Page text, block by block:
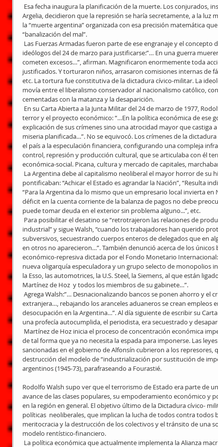
Argelia, decidieron que la represión se haría secretamente, a la luz
la “muerte argentina” organizada con esa precisión matemática
“banalización del mal”.
ideólogos del 24 de marzo para justificarse:”… En una guerra
cometen excesos…”, afirman. Magnificaron enormemente toda
justificados. Y torturaron niños, arrasaron comisiones internas de
etc. La tortura fue constitutiva de la dictadura cívico-militar. La
movía entre el liberalismo conservador al nacionalismo católico,
cementadas con la matanza y la desaparición.
terror y el proyecto económico: “…En la política económica de ese
explicación de sus crímenes sino una atrocidad mayor que castiga
miseria planificada…”. No se equivocó. Los crímenes de la
el país a la especulación financiera, configurando una compleja
control, represión y producción cultural, que se articulaba con él
económica-social. Picana, cultura y mercado de capitales,
pontificaban: “Achicar el Estado es agrandar la Nación”, “Resulta
“Para la Argentina da lo mismo que un empresario local invierta en
déficit en la cuenta corriente de la balanza de pagos no debe
puede tomar deuda en el exterior sin problema alguno...”, etc.
industrial” y sigue Walsh, “cuando los trabajadores han querido
subversivos, secuestrando cuerpos enteros de delegados que en
en otros no aparecieron…”. También denunció acerca de los
económico-represiva dictada por el Fondo Monetario
nueva oligarquía especuladora y un grupo selecto de monopolios
la Esso, las automotrices, la U.S. Steel, la Siemens, al que están
Martínez de Hoz  y todos los miembros de su gabinete…”.
extranjera…, rebajando los aranceles aduaneros se crean empleos
desocupación en la Argentina…”. Al día siguiente de escribir su
una profecía autocumplida, el periodista, era secuestrado y
de tal forma que ya no necesita la espada para imponerse. Las
sancionadas en el gobierno de Alfonsín cubrieron a los represores,
destrucción del modelo de “industrialización por sustitución de
argentinos (1945-73), parafraseando a Fourastié.
Rodolfo Walsh supo ver que el terrorismo de Estado era parte de
avance de las clases populares, su empoderamiento económico y
en la región en general. El objetivo último de la Dictadura cívico-
políticas  neoliberales, que implican la lucha de todos contra
meritocracia y la destrucción de los colectivos y el tránsito de una
modelo rentístico-financiero.